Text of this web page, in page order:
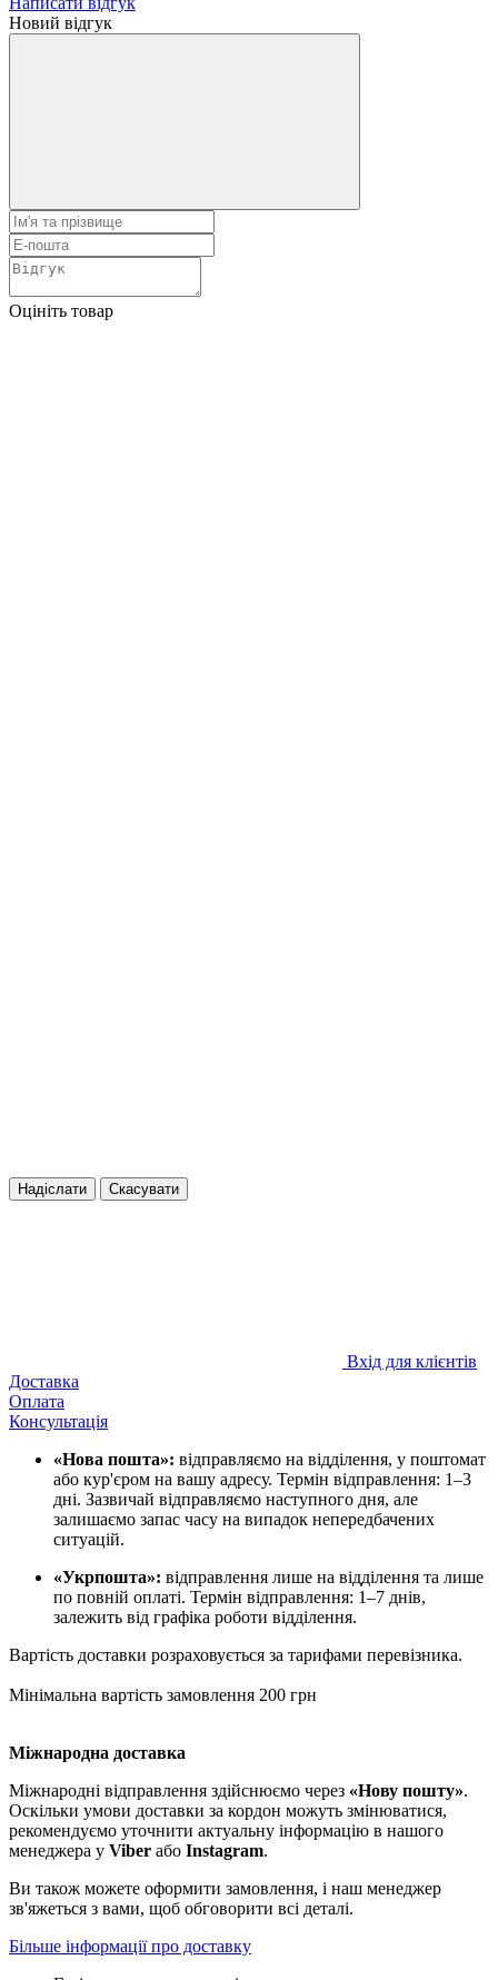
Новий відгук
Оцініть товар
Надіслати Скасувати
Вхід для клієнтів
Доставка
Оплата
Консультація
«Нова пошта»: відправляємо на відділення, у поштомат
або кур'єром на вашу адресу. Термін відправлення: 1–3
дні. Зазвичай відправляємо наступного дня, але
залишаємо запас часу на випадок непередбачених
ситуацій.
«Укрпошта»: відправлення лише на відділення та лише
по повній оплаті. Термін відправлення: 1–7 днів,
залежить від графіка роботи відділення.
Вартість доставки розраховується за тарифами перевізника.
Мінімальна вартість замовлення 200 грн
Міжнародна доставка
Міжнародні відправлення здійснюємо через «Нову пошту».
Оскільки умови доставки за кордон можуть змінюватися,
рекомендуємо уточнити актуальну інформацію в нашого
менеджера у Viber або Instagram.
Ви також можете оформити замовлення, і наш менеджер
зв'яжеться з вами, щоб обговорити всі деталі.
Більше інформації про доставку